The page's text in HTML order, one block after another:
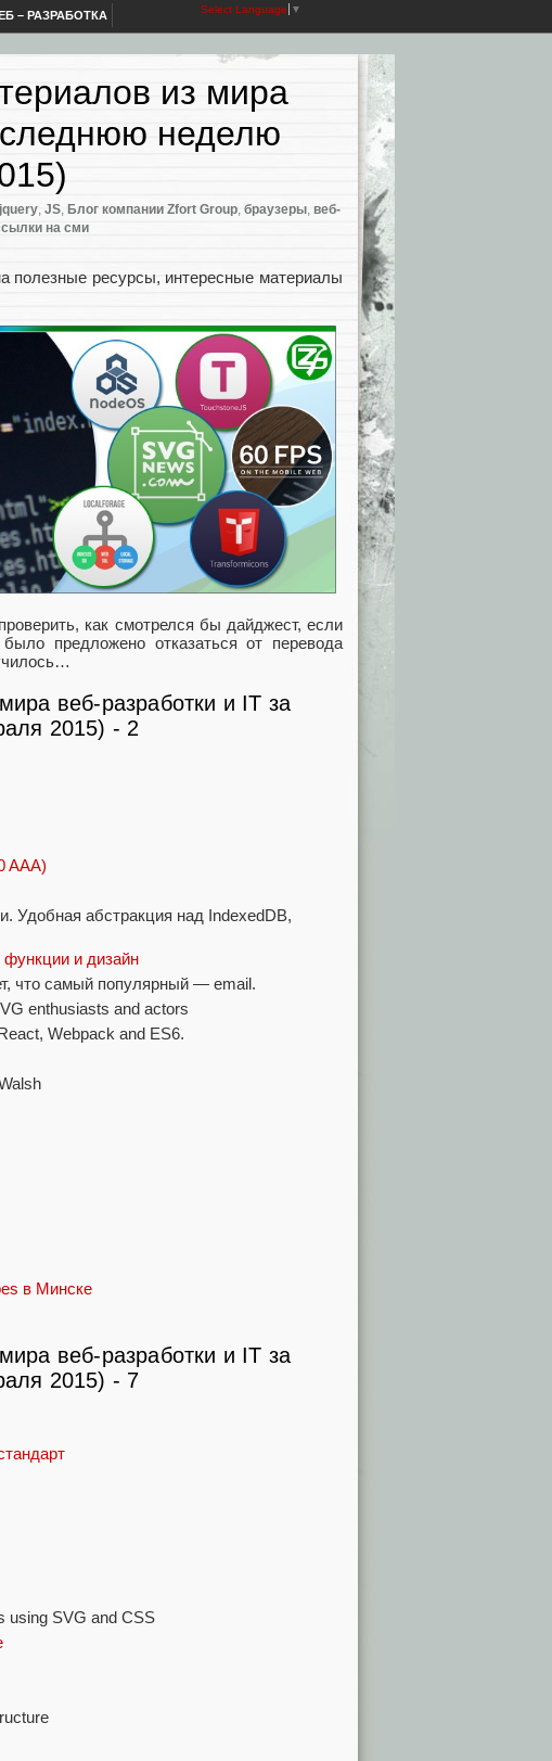
– РАЗРАБОТКА Select Language ▼
из мира
неделю
jquery, JS, Блог компании Zfort Group, браузеры, веб-
на сми
полезные ресурсы, интересные материалы
как смотрелся бы дайджест, если
предложено отказаться от перевода
AAA)
Удобная абстракция над IndexedDB,
и дизайн
что самый популярный — email.
enthusiasts and actors
Webpack and ES6.
в Минске
using SVG and CSS